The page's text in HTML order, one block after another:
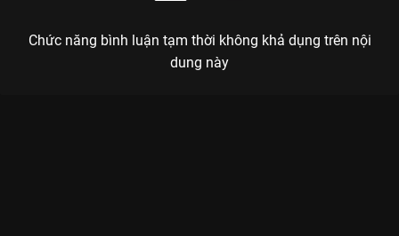
Chức năng bình luận tạm thời không khả dụng trên nội
dung này